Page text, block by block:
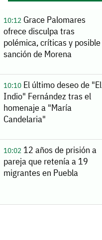
10:12Grace Palomares
ofrece disculpa tras
polémica, críticas y posible
sanción de Morena
10:10El último deseo de "El
Indio" Fernández tras el
homenaje a "María
Candelaria"
10:0212 años de prisión a
pareja que retenía a 19
migrantes en Puebla